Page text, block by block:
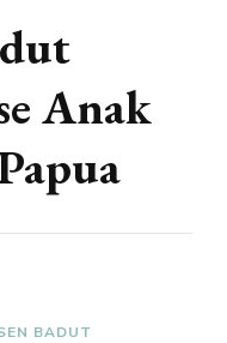
Anak
BADUT